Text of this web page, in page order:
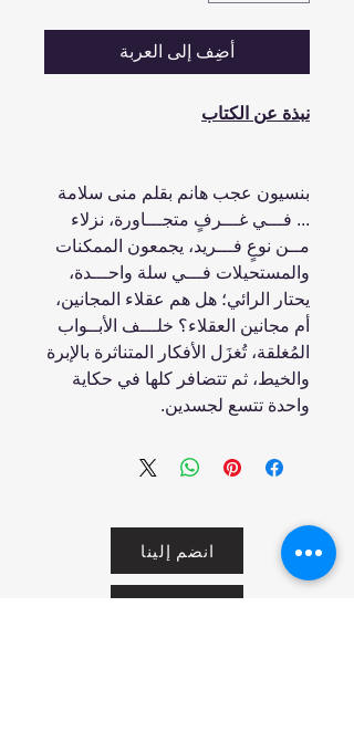
أضِف إلى العربة
نبذة عن الكتاب
بنسيون عجب هانم بقلم منى سلامة
... فـــي غـــرفٍ متجـــاورة، نزلاء
مــن نوعٍ فـــريد، يجمعون الممكنات
والمستحيلات فـــي سلة واحـــدة،
يحتار الرائي؛ هل هم عقلاء المجانين،
أم مجانين العقلاء؟ خلـــف الأبــواب
المُغلقة، تُغزَل الأفكار المتناثرة بالإبرة
والخيط، ثم تتضافر كلها في حكاية
واحدة تتسع لجسدين.
انضم إلينا